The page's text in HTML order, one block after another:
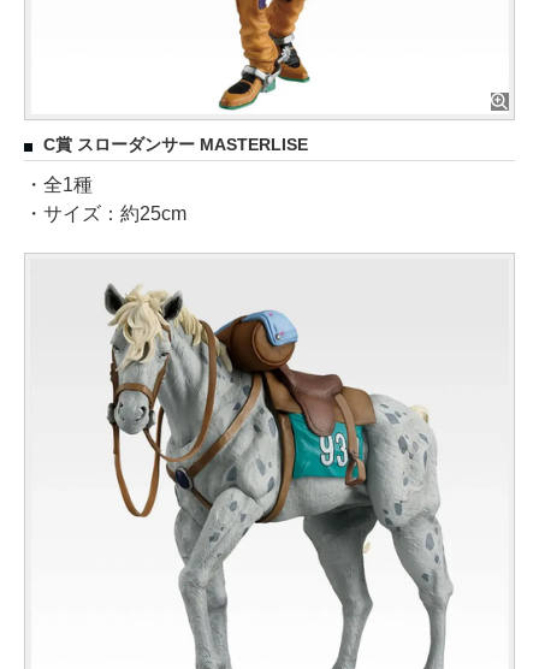
C賞 スローダンサー MASTERLISE
・全1種
・サイズ：約25cm